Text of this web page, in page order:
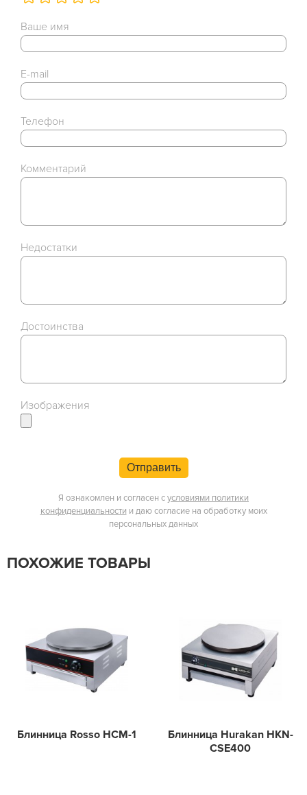
Ваше имя
E-mail
Телефон
Комментарий
Недостатки
Достоинства
Изображения
Отправить
Я ознакомлен и согласен сусловиями политики
конфиденциальности и даю согласие на обработку моих
персональных данных
ПОХОЖИЕ ТОВАРЫ
Блинница Rosso HCM-1
Блинница Hurakan HKN-
CSE400